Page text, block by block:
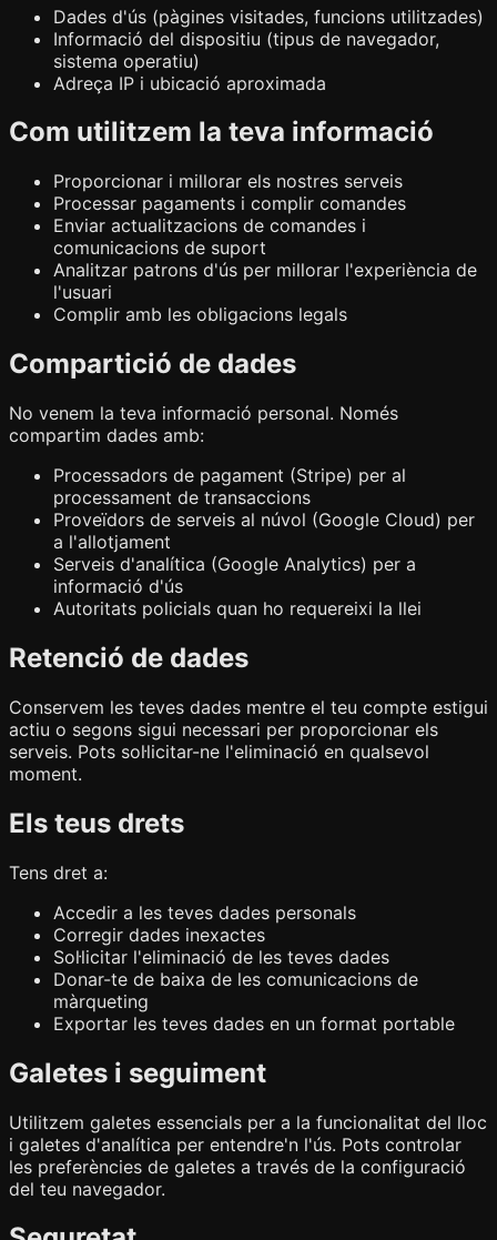
Dades d'ús (pàgines visitades, funcions utilitzades)
Informació del dispositiu (tipus de navegador,
sistema operatiu)
Adreça IP i ubicació aproximada
Com utilitzem la teva informació
Proporcionar i millorar els nostres serveis
Processar pagaments i complir comandes
Enviar actualitzacions de comandes i
comunicacions de suport
Analitzar patrons d'ús per millorar l'experiència de
l'usuari
Complir amb les obligacions legals
Compartició de dades
No venem la teva informació personal. Només
compartim dades amb:
Processadors de pagament (Stripe) per al
processament de transaccions
Proveïdors de serveis al núvol (Google Cloud) per
a l'allotjament
Serveis d'analítica (Google Analytics) per a
informació d'ús
Autoritats policials quan ho requereixi la llei
Retenció de dades
Conservem les teves dades mentre el teu compte estigui
actiu o segons sigui necessari per proporcionar els
serveis. Pots sol·licitar-ne l'eliminació en qualsevol
moment.
Els teus drets
Tens dret a:
Accedir a les teves dades personals
Corregir dades inexactes
Sol·licitar l'eliminació de les teves dades
Donar-te de baixa de les comunicacions de
màrqueting
Exportar les teves dades en un format portable
Galetes i seguiment
Utilitzem galetes essencials per a la funcionalitat del lloc
i galetes d'analítica per entendre'n l'ús. Pots controlar
les preferències de galetes a través de la configuració
del teu navegador.